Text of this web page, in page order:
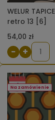
WELUR
retro 13 [6]
54,00 zł
− +
Na zamówienie